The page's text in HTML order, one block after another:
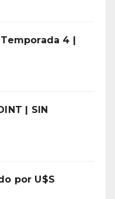
4 |
| SIN
por U$S